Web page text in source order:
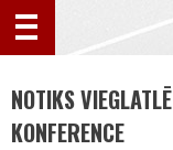
NOTIKS
KONFERENCE